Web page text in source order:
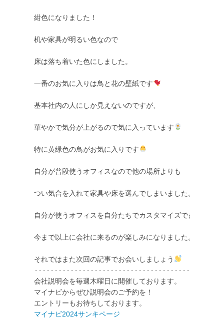
紺色になりました！
机や家具が明るい色なので
床は落ち着いた色にしました。
一番のお気に入りは鳥と花の壁紙です
基本社内の人にしか見えないのですが、
華やかで気分が上がるので気に入っています
特に黄緑色の鳥がお気に入りです
自分が普段使うオフィスなので他の場所よりも
つい気合を入れて家具や床を選んでしまいました。
自分が使うオフィスを自分たちでカスタマイズできて
今まで以上に会社に来るのが楽しみになりました。
それではまた次回の記事でお会いしましょう
-------------------------------------------
会社説明会を毎週木曜日に開催しております。
マイナビからぜひ説明会のご予約を！